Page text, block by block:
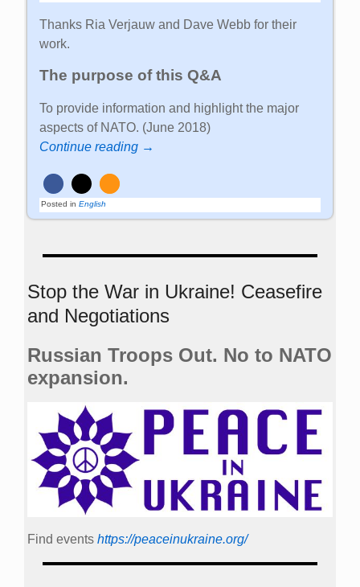
Thanks Ria Verjauw and Dave Webb for their
work.
The purpose of this Q&A
To provide information and highlight the major
aspects of NATO. (June 2018)
Continue reading →
Posted in English
Stop the War in Ukraine! Ceasefire
and Negotiations
Russian Troops Out. No to NATO
expansion.
Find events https://peace­in­ukraine.org/